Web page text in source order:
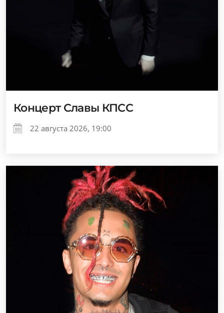
Концерт Славы КПСС
22 августа 2026, 19:00